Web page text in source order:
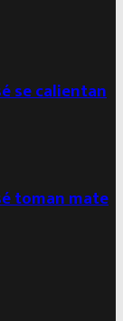
se calientan
toman mate